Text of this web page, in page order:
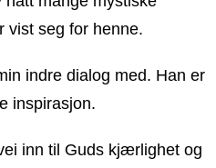
vist seg for henne.
indre dialog med. Han er
inspirasjon.
inn til Guds kjærlighet og